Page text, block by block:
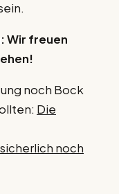
Wir freuen
noch Bock
Die
noch